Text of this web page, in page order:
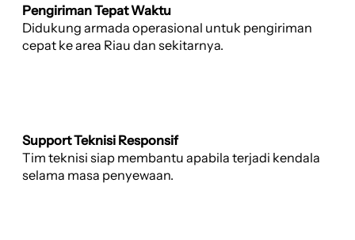
Pengiriman Tepat Waktu
Didukung armada operasional untuk pengiriman
cepat ke area Riau dan sekitarnya.
Support Teknisi Responsif
Tim teknisi siap membantu apabila terjadi kendala
selama masa penyewaan.